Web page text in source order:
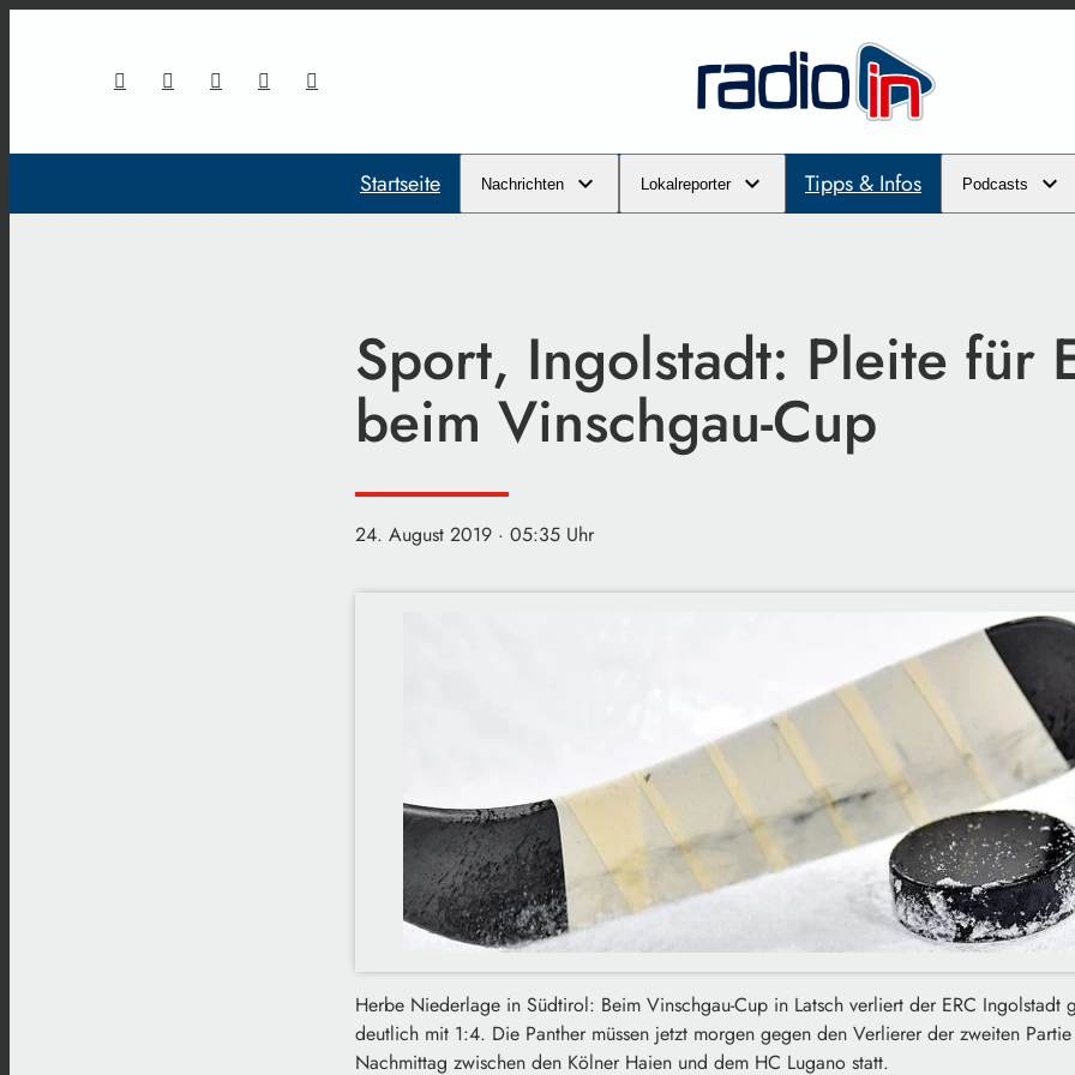
Startseite Nachrichten Lokalreporter Tipps & Infos Podcasts
Sport, Ingolstadt: Pleite für
beim Vinschgau-Cup
24. August 2019 · 05:35 Uhr
Herbe Niederlage in Südtirol: Beim Vinschgau-Cup in Latsch verliert der ERC Ingolstadt
deutlich mit 1:4. Die Panther müssen jetzt morgen gegen den Verlierer der zweiten
Nachmittag zwischen den Kölner Haien und dem HC Lugano statt.